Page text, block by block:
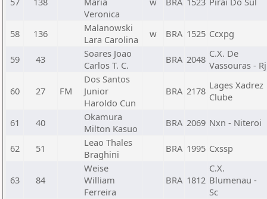
Veronica
58 136
Malanowski
Lara Carolina
w BRA 1525 Ccxpg
59 43
Soares Joao
Carlos T. C.
BRA 2048 C.X. De
Vassouras - Rj
60 27 FM
Dos Santos
Junior
Haroldo Cun
BRA 2178 Lages Xadrez
Clube
61 40
Okamura
Milton Kasuo
BRA 2069 Nxn - Niteroi
62 51
Leao Thales
Braghini
BRA 1995 Cxssp
63 84
Weise
William
Ferreira
BRA 1812
C.X.
Blumenau -
Sc